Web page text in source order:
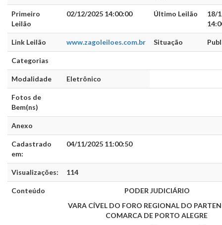
Primeiro
Leilão
02/12/2025 14:00:00 Último Leilão
18/
Link Leilão www.zagoleiloes.com.br Situação
Categorias
Modalidade Eletrônico
Fotos de
Bem(ns)
Anexo
Cadastrado
em:
04/11/2025 11:00:50
Visualizações: 114
Conteúdo
PODER JUDICIÁRIO
VARA CÍVEL DO FORO REGIONAL DO
COMARCA DE PORTO ALEGRE